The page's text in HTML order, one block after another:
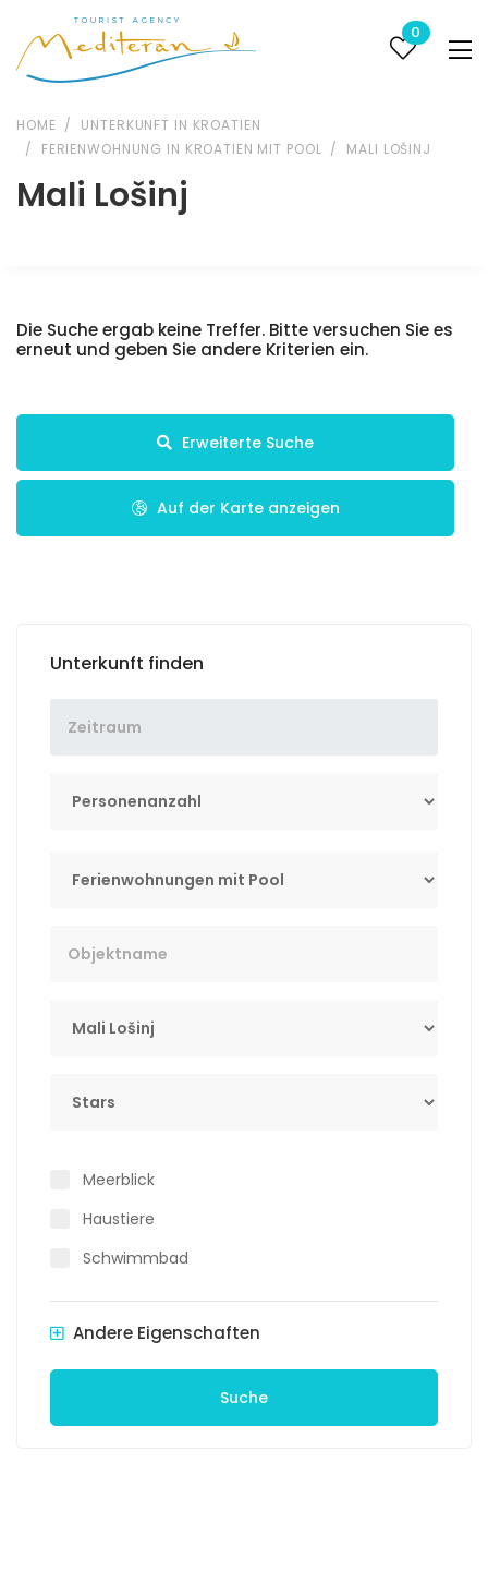
0
HOME
UNTERKUNFT IN KROATIEN
FERIENWOHNUNG IN KROATIEN MIT POOL
MALI LOŠINJ
Mali Lošinj
Unterkunft finden
Meerblick
Haustiere
Schwimmbad
Andere Eigenschaften
Suche
Die Suche ergab keine Treffer. Bitte versuchen Sie es
erneut und geben Sie andere Kriterien ein.
Erweiterte Suche
Auf der Karte anzeigen